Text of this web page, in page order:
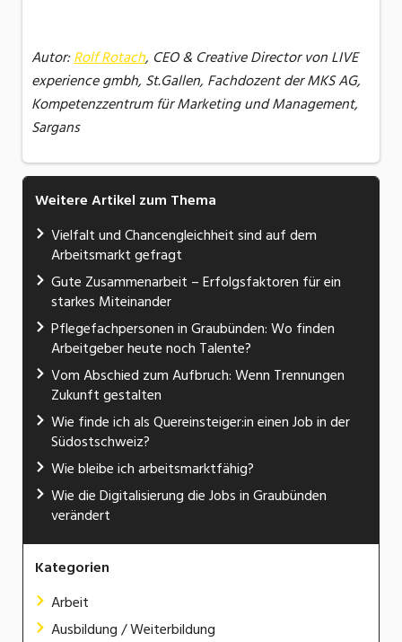
Autor:Rolf Rotach, CEO & Creative Director von LIVE
experience gmbh, St.Gallen, Fachdozent der MKS AG,
Kompetenzzentrum für Marketing und Management,
Sargans
Weitere Artikel zum Thema
Vielfalt und Chancengleichheit sind auf dem
Arbeitsmarkt gefragt
Gute Zusammenarbeit – Erfolgsfaktoren für ein
starkes Miteinander
Pflegefachpersonen in Graubünden: Wo finden
Arbeitgeber heute noch Talente?
Vom Abschied zum Aufbruch: Wenn Trennungen
Zukunft gestalten
Wie finde ich als Quereinsteiger:in einen Job in der
Südostschweiz?
Wie bleibe ich arbeitsmarktfähig?
Wie die Digitalisierung die Jobs in Graubünden
verändert
Kategorien
Arbeit
Ausbildung / Weiterbildung